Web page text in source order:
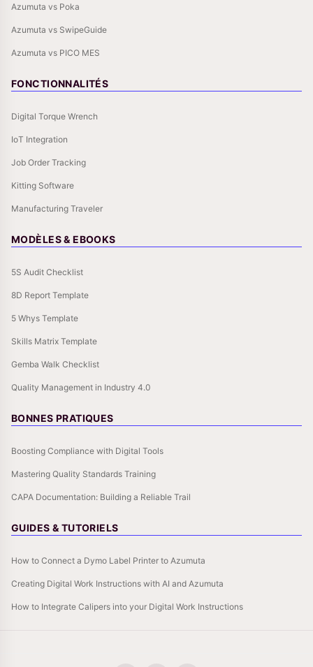
Azumuta vs Poka
Azumuta vs SwipeGuide
Azumuta vs PICO MES
FONCTIONNALITÉS
Digital Torque Wrench
IoT Integration
Job Order Tracking
Kitting Software
Manufacturing Traveler
MODÈLES & EBOOKS
5S Audit Checklist
8D Report Template
5 Whys Template
Skills Matrix Template
Gemba Walk Checklist
Quality Management in Industry 4.0
BONNES PRATIQUES
Boosting Compliance with Digital Tools
Mastering Quality Standards Training
CAPA Documentation: Building a Reliable Trail
GUIDES & TUTORIELS
How to Connect a Dymo Label Printer to Azumuta
Creating Digital Work Instructions with AI and Azumuta
How to Integrate Calipers into your Digital Work Instructions